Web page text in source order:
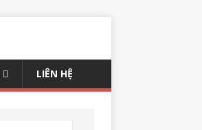
LIÊN HỆ